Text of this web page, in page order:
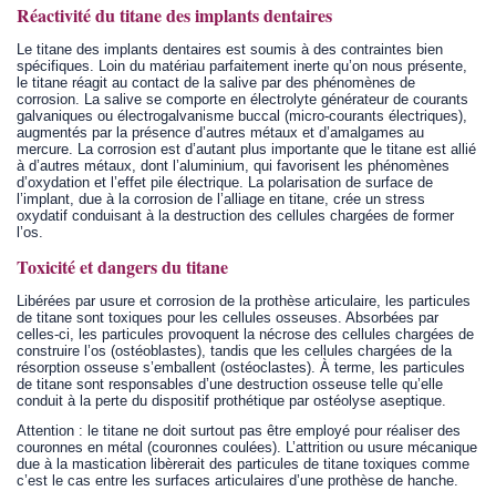
Réactivité du titane des implants dentaires
Le titane des implants dentaires est soumis à des contraintes bien
spécifiques. Loin du matériau parfaitement inerte qu’on nous présente,
le titane réagit au contact de la salive par des phénomènes de
corrosion. La salive se comporte en électrolyte générateur de courants
galvaniques ou électrogalvanisme buccal (micro-courants électriques),
augmentés par la présence d’autres métaux et d’amalgames au
mercure. La corrosion est d’autant plus importante que le titane est allié
à d’autres métaux, dont l’aluminium, qui favorisent les phénomènes
d’oxydation et l’effet pile électrique. La polarisation de surface de
l’implant, due à la corrosion de l’alliage en titane, crée un stress
oxydatif conduisant à la destruction des cellules chargées de former
l’os.
Toxicité et dangers du titane
Libérées par usure et corrosion de la prothèse articulaire, les particules
de titane sont toxiques pour les cellules osseuses. Absorbées par
celles-ci, les particules provoquent la nécrose des cellules chargées de
construire l’os (ostéoblastes), tandis que les cellules chargées de la
résorption osseuse s’emballent (ostéoclastes). À terme, les particules
de titane sont responsables d’une destruction osseuse telle qu’elle
conduit à la perte du dispositif prothétique par ostéolyse aseptique.
Attention : le titane ne doit surtout pas être employé pour réaliser des
couronnes en métal (couronnes coulées). L’attrition ou usure mécanique
due à la mastication libèrerait des particules de titane toxiques comme
c’est le cas entre les surfaces articulaires d’une prothèse de hanche.